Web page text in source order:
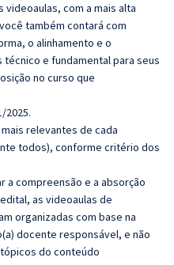
com a mais alta
também contará com
o alinhamento e o
e fundamental para seus
no curso que
2025.
relevantes de cada
todos), conforme critério dos
a compreensão e a absorção
as videoaulas de
organizadas com base na
docente responsável, e não
do conteúdo